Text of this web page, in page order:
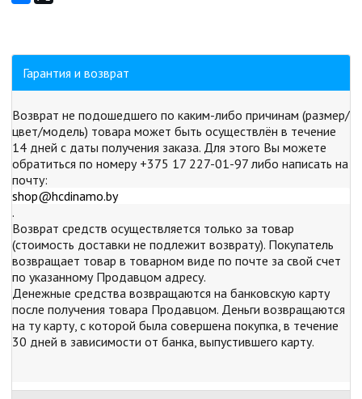
Гарантия и возврат
Возврат не подошедшего по каким-либо причинам (размер/
цвет/модель) товара может быть осуществлён в течение
14 дней с даты получения заказа. Для этого Вы можете
обратиться по номеру +375 17 227-01-97 либо написать на
почту:
shop@hcdinamo.by
.
Возврат средств осуществляется только за товар
(стоимость доставки не подлежит возврату). Покупатель
возвращает товар в товарном виде по почте за свой счет
по указанному Продавцом адресу.
Денежные средства возвращаются на банковскую карту
после получения товара Продавцом. Деньги возвращаются
на ту карту, с которой была совершена покупка, в течение
30 дней в зависимости от банка, выпустившего карту.